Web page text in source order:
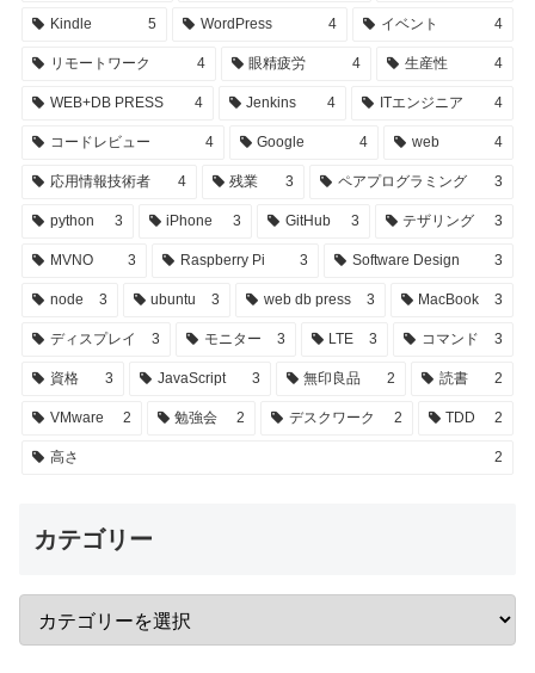
Kindle 5 WordPress 4 イベント 4
リモートワーク 4 眼精疲労 4 生産性 4
WEB+DB PRESS 4 Jenkins 4 ITエンジニア 4
コードレビュー 4 Google 4 web 4
応用情報技術者 4 残業 3 ペアプログラミング 3
python 3 iPhone 3 GitHub 3 テザリング 3
MVNO 3 Raspberry Pi 3 Software Design 3
node 3 ubuntu 3 web db press 3 MacBook 3
ディスプレイ 3 モニター 3 LTE 3 コマンド 3
資格 3 JavaScript 3 無印良品 2 読書 2
VMware 2 勉強会 2 デスクワーク 2 TDD 2
高さ 2
カテゴリー